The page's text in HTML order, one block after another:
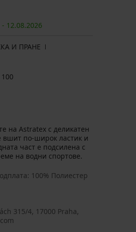
- 12.08.2026
И ПРАНЕ
на Astratex с деликатен
вшит по-широк ластик и
част е подсилена с
на водни спортове.
100% Полиестер
315/4, 17000 Praha,